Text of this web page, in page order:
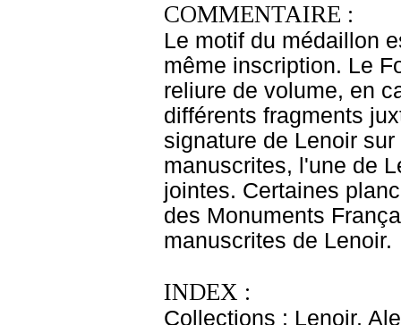
COMMENTAIRE :
Le motif du médaillon
même inscription. Le
reliure de volume, en
différents fragments
signature de Lenoir
manuscrites, l'une de
jointes. Certaines
des Monuments
manuscrites de Lenoir.
INDEX :
Collections : Lenoir,